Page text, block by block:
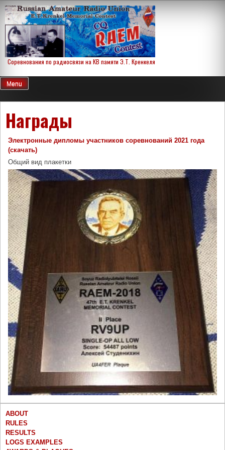
Skip
to
content
Соревнования по радиосвязи на КВ памяти Э.Т. Кренкеля
Menu
Награды
Электронные дипломы участников соревнований 2021 года
(скачать)
Общий вид плакетки
ABOUT
RULES
RESULTS
LOGS EXAMPLES